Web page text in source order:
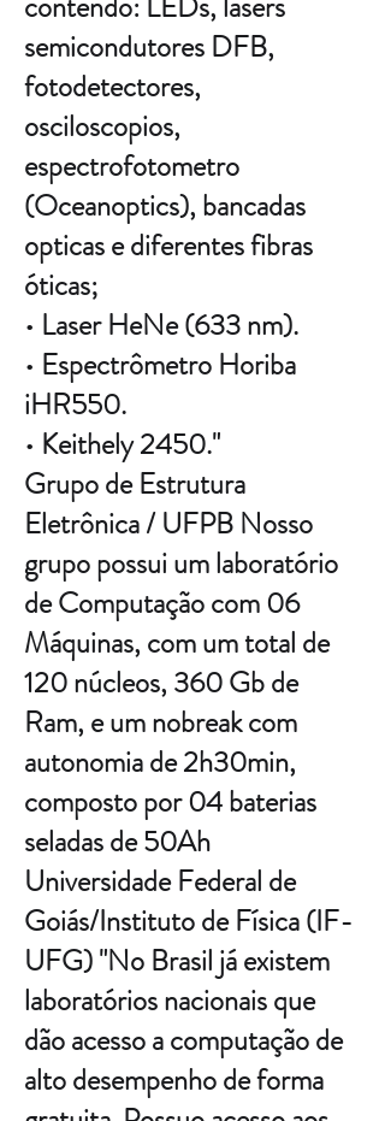
semicondutores DFB,
fotodetectores,
osciloscopios,
espectrofotometro
(Oceanoptics), bancadas
opticas e diferentes fibras
óticas;
• Laser HeNe (633 nm).
• Espectrômetro Horiba
iHR550.
• Keithely 2450."
Grupo de Estrutura
Eletrônica / UFPB Nosso
grupo possui um laboratório
de Computação com 06
Máquinas, com um total de
120 núcleos, 360 Gb de
Ram, e um nobreak com
autonomia de 2h30min,
composto por 04 baterias
seladas de 50Ah
Universidade Federal de
Goiás/Instituto de Física (IF-
UFG) "No Brasil já existem
laboratórios nacionais que
dão acesso a computação de
alto desempenho de forma